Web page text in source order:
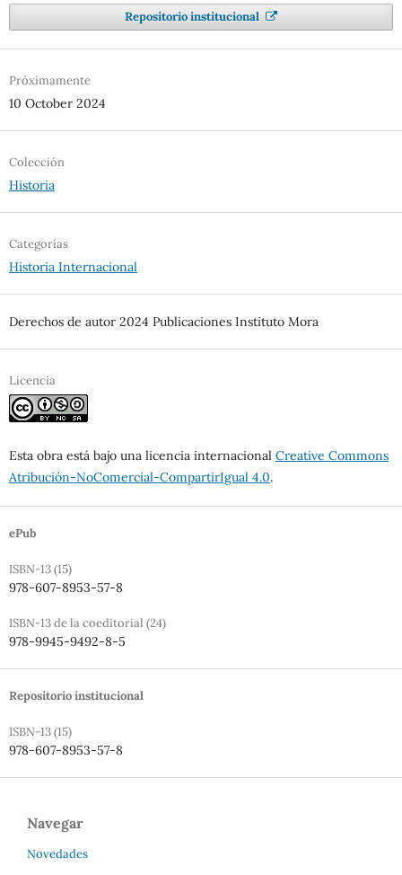
Repositorio institucional
Próximamente
10 October 2024
Colección
Historia
Categorías
Historia Internacional
Derechos de autor 2024 Publicaciones Instituto Mora
Licencia
Esta obra está bajo una licencia internacional Creative Commons
Atribución-NoComercial-CompartirIgual 4.0.
ePub
ISBN-13 (15)
978-607-8953-57-8
ISBN-13 de la coeditorial (24)
978-9945-9492-8-5
Repositorio institucional
ISBN-13 (15)
978-607-8953-57-8
Navegar
Novedades